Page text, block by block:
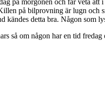
på bilprovning är lugn och
detta bra. Någon som
så om någon har en tid